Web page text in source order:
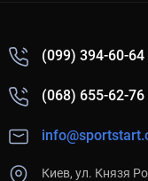
(099) 394-60-64
(068) 655-62-76
Киев, ул. Князя